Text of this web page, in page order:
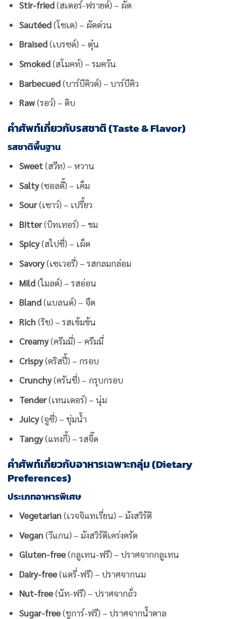
Stir-fried(สเตอร์-ฟรายด์) – ผัด
Sautéed(โซเต) – ผัดด่วน
Braised(เบรซด์) – ตุ๋น
Smoked(สโมคท์) – รมควัน
Barbecued(บาร์บีคิวด์) – บาร์บีคิว
Raw(รอว์) – ดิบ
คำศัพท์เกี่ยวกับรสชาติ (Taste & Flavor)
รสชาติพื้นฐาน
Sweet(สวีท) – หวาน
Salty(ซอลตี้) – เค็ม
Sour(เซาว์) – เปรี้ยว
Bitter(บิทเทอร์) – ขม
Spicy(สไปซี่) – เผ็ด
Savory(เซเวอรี่) – รสกลมกล่อม
Mild(ไมลด์) – รสอ่อน
Bland(แบลนด์) – จืด
Rich(ริช) – รสเข้มข้น
Creamy(ครีมมี่) – ครีมมี่
Crispy(คริสปี้) – กรอบ
Crunchy(ครันชี่) – กรุบกรอบ
Tender(เทนเดอร์) – นุ่ม
Juicy(จูซี่) – ชุ่มน้ำ
Tangy(แทงกี้) – รสจี๊ด
คำศัพท์เกี่ยวกับอาหารเฉพาะกลุ่ม (Dietary
Preferences)
ประเภทอาหารพิเศษ
Vegetarian(เวจจิแทเรี่ยน) – มังสวิรัติ
Vegan(วีแกน) – มังสวิรัติเคร่งครัด
Gluten-free(กลูเทน-ฟรี) – ปราศจากกลูเทน
Dairy-free(แดรี่-ฟรี) – ปราศจากนม
Nut-free(นัท-ฟรี) – ปราศจากถั่ว
Sugar-free(ชูการ์-ฟรี) – ปราศจากน้ำตาล